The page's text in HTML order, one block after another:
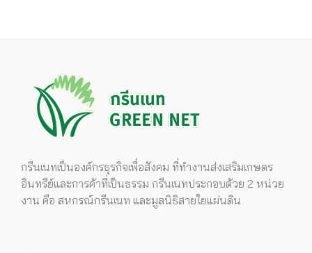
กรีนเนทเป็นองค์กรธุรกิจเพื่อสังคม ที่ทำงานส่งเสริมเกษตร
อินทรีย์และการค้าที่เป็นธรรม กรีนเนทประกอบด้วย 2 หน่วย
งาน คือ สหกรณ์กรีนเนท และมูลนิธิสายใยแผ่นดิน